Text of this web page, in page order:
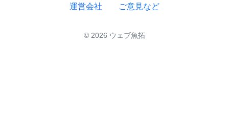
運営会社 ご意見など
© 2026 ウェブ魚拓